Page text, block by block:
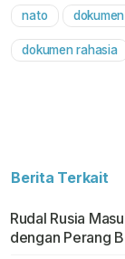
nato
dokumen rahasia
Berita Terkait
Rudal Rusia
dengan Perang